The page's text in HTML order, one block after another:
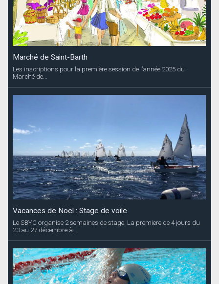
Marché de Saint-Barth
Les inscriptions pour la première session de l’année 2025 du
Marché de...
Vacances de Noël : Stage de voile
Le SBYC organise 2 semaines de stage. La premiere de 4 jours du
23 au 27 décembre à...